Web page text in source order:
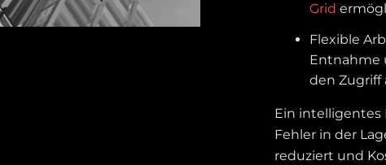
Grid
Flexible
Entnahme
den Zugriff
Ein intelligentes
Fehler in der
reduziert und